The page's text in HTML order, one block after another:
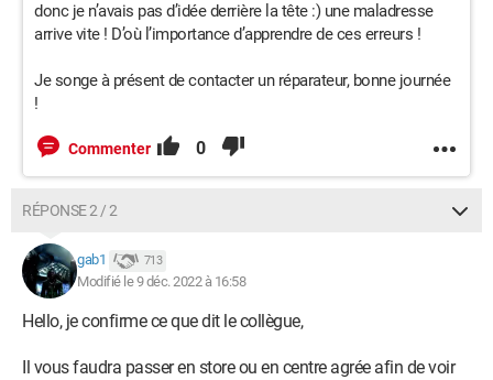
donc je n’avais pas d’idée derrière la tête :) une maladresse
arrive vite ! D’où l’importance d’apprendre de ces erreurs !
Je songe à présent de contacter un réparateur, bonne journée
!
Commenter 0
RÉPONSE 2 / 2
gab1 713
Modifié le 9 déc. 2022 à 16:58
Hello, je confirme ce que dit le collègue,
Il vous faudra passer en store ou en centre agrée afin de voir